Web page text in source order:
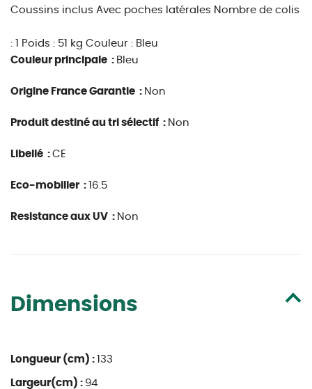
Coussins inclus Avec poches latérales Nombre de colis
: 1 Poids : 51 kg Couleur : Bleu
Couleur principale : Bleu
Origine France Garantie : Non
Produit destiné au tri sélectif : Non
Libellé : CE
Eco-mobilier : 16.5
Resistance aux UV : Non
Dimensions
Longueur (cm) : 133
Largeur(cm) : 94